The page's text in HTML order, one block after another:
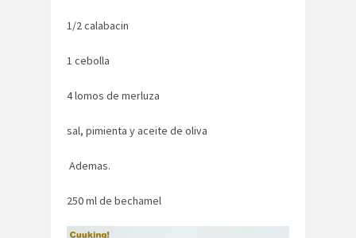
1/2 calabacin
1 cebolla
4 lomos de merluza
sal, pimienta y aceite de oliva
Ademas.
250 ml de bechamel